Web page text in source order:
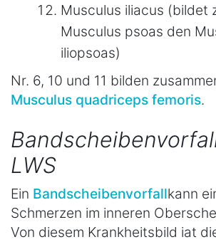
Musculus iliacus (bildet
Musculus psoas den
iliopsoas)
Nr. 6, 10 und 11 bilden
Musculus quadriceps femoris.
LWS
Ein Bandscheibenvorfallkann
Schmerzen im inneren
Von diesem Krankheitsbild iat